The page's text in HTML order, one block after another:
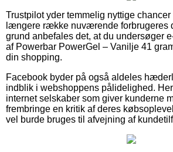
Trustpilot yder temmelig nyttige chancer
længere række nuværende forbrugeres
grund anbefales det, at du undersøger
af Powerbar PowerGel – Vanilje 41
din shopping.
Facebook byder på også aldeles
indblik i webshoppens pålidelighed.
internet selskaber som giver kunderne
frembringe en kritik af deres
vel burde bruges til afvejning af